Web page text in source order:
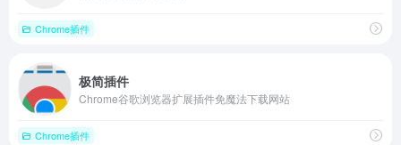
Chrome插件
极简插件
Chrome谷歌浏览器扩展插件免魔法下载网站
Chrome插件